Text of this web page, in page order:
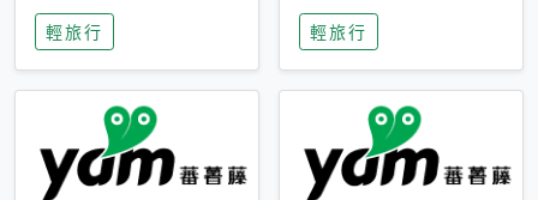
檸乳酪到PAPA磁
鐵，販售細節一次看
輕旅行
限定香氛「果茶」與
永續店裝同步亮相
輕旅行